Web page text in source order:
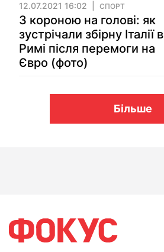
12.07.2021 16:02 СПОРТ
З короною на голові: як
зустрічали збірну Італії в
Римі після перемоги на
Євро (фото)
Більше